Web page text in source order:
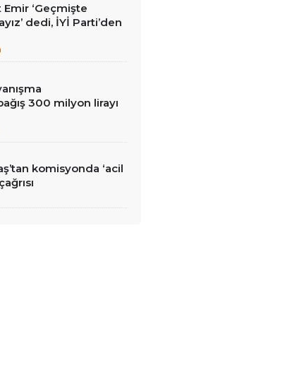
Emir ‘Geçmişte
dedi, İYİ Parti’den
300 milyon lirayı
komisyonda ‘acil